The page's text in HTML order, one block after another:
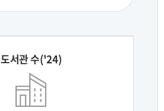
도서관 수('24)